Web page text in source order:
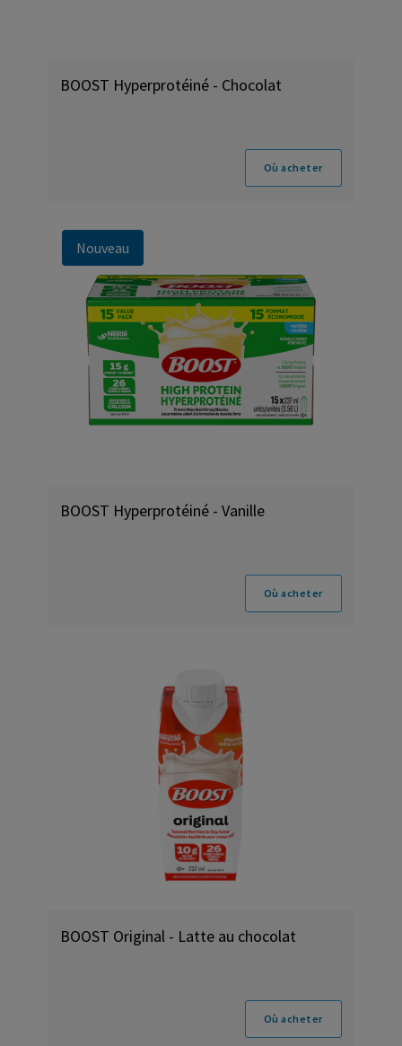
BOOST Hyperprotéiné - Chocolat
Où acheter
Nouveau
BOOST Hyperprotéiné - Vanille
Où acheter
BOOST Original - Latte au chocolat
Où acheter